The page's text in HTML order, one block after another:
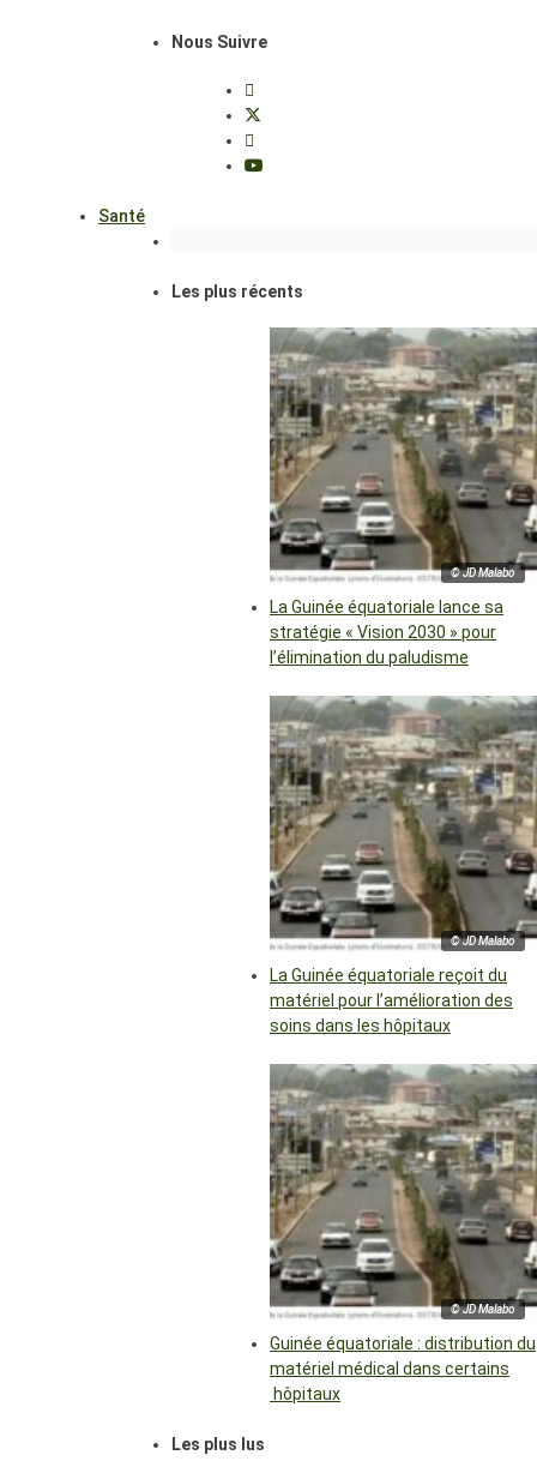
Nous Suivre
Santé
Les plus récents
© JD Malabo
La Guinée équatoriale lance sa
stratégie « Vision 2030 » pour
l’élimination du paludisme
© JD Malabo
La Guinée équatoriale reçoit du
matériel pour l’amélioration des
soins dans les hôpitaux
© JD Malabo
Guinée équatoriale : distribution du
matériel médical dans certains
hôpitaux
Les plus lus